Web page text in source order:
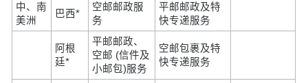
中、南
美洲
巴西*
空邮邮政服
务
平邮邮政及特
快专递服务
阿根
廷*
平邮邮政、
空邮 (信件及
小邮包)服务
空邮包裹及特
快专递服务